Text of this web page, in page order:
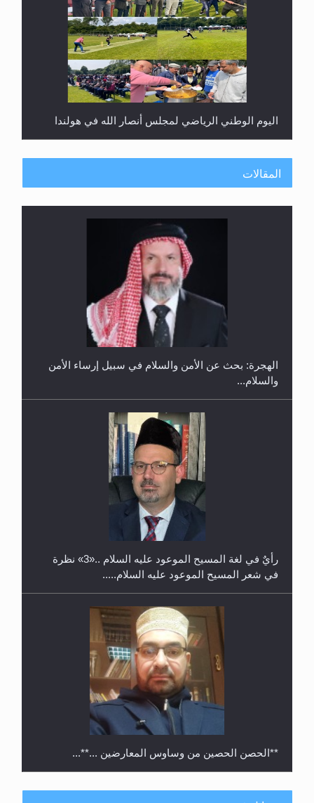
اليوم الوطني الرياضي لمجلس أنصار الله في هولندا
إتمام حفظ القرآن الكريم لثلاثة طلاب من مدرسة الحفظ
حفل توزيع الشهادات في الجامعة الأحمدية بنيجيريا لعام
المقالات
الهجرة: بحث عن الأمن والسلام في سبيل إرساء الأمن
والسلام...
رأيٌ في لغة المسيح الموعود عليه السلام ..«3» نظرة
في شعر المسيح الموعود عليه السلام.....
**الحصن الحصين من وساوس المعارضين ...**...